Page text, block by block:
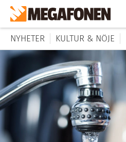
NYHETER KULTUR & NÖJE